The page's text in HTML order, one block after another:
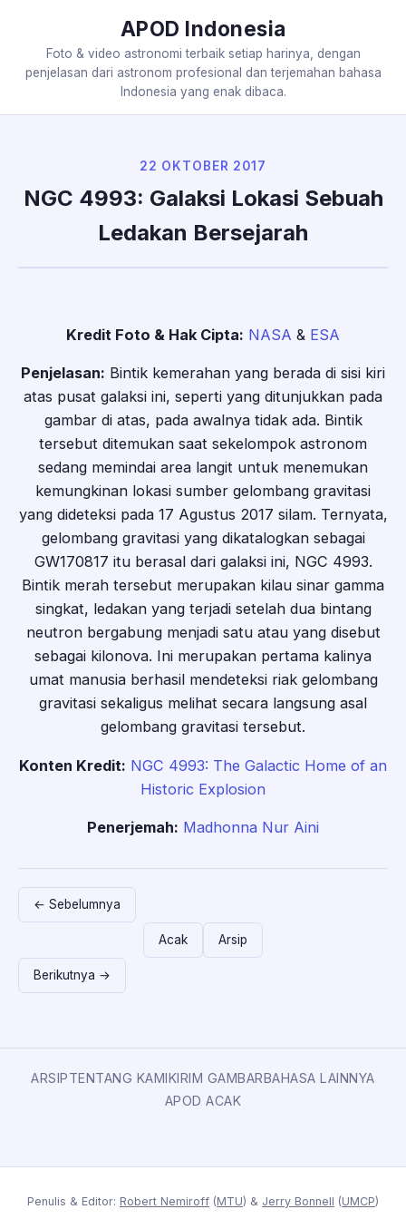
APOD Indonesia
Foto & video astronomi terbaik setiap harinya, dengan
penjelasan dari astronom profesional dan terjemahan bahasa
Indonesia yang enak dibaca.
22 OKTOBER 2017
NGC 4993: Galaksi Lokasi Sebuah
Ledakan Bersejarah
Kredit Foto & Hak Cipta: NASA & ESA
Penjelasan: Bintik kemerahan yang berada di sisi kiri
atas pusat galaksi ini, seperti yang ditunjukkan pada
gambar di atas, pada awalnya tidak ada. Bintik
tersebut ditemukan saat sekelompok astronom
sedang memindai area langit untuk menemukan
kemungkinan lokasi sumber gelombang gravitasi
yang dideteksi pada 17 Agustus 2017 silam. Ternyata,
gelombang gravitasi yang dikatalogkan sebagai
GW170817 itu berasal dari galaksi ini, NGC 4993.
Bintik merah tersebut merupakan kilau sinar gamma
singkat, ledakan yang terjadi setelah dua bintang
neutron bergabung menjadi satu atau yang disebut
sebagai kilonova. Ini merupakan pertama kalinya
umat manusia berhasil mendeteksi riak gelombang
gravitasi sekaligus melihat secara langsung asal
gelombang gravitasi tersebut.
Konten Kredit: NGC 4993: The Galactic Home of an
Historic Explosion
Penerjemah: Madhonna Nur Aini
← Sebelumnya
Acak Arsip
Berikutnya →
ARSIPTENTANG KAMIKIRIM GAMBARBAHASA LAINNYA
APOD ACAK
Penulis & Editor: Robert Nemiroff (MTU) & Jerry Bonnell (UMCP)